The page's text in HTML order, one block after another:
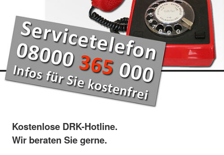
Kostenlose DRK-Hotline.
Wir beraten Sie gerne.